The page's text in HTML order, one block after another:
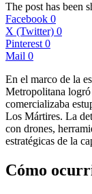
The post has been
Facebook 0
X (Twitter) 0
Pinterest 0
Mail 0
En el marco de la
Metropolitana logró
comercializaba
Los Mártires. La
con drones,
estratégicas de la
Cómo